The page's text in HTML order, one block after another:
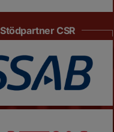
Stödpartner CSR